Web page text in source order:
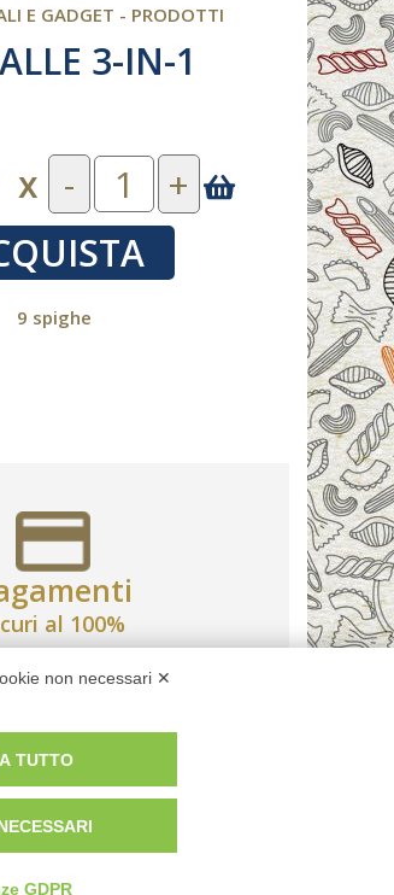
E GADGET - PRODOTTI
3-IN-1
x -
+
9 spighe
al 100%
DALLE IMMAGINI
non necessari ✕
TUTTO
GDPR